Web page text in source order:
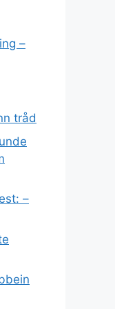
–
tråd
–